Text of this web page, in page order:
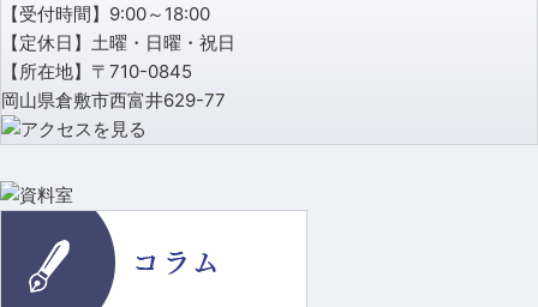
【受付時間】9:00～18:00
【定休日】土曜・日曜・祝日
【所在地】〒710-0845
岡山県倉敷市西富井629-77